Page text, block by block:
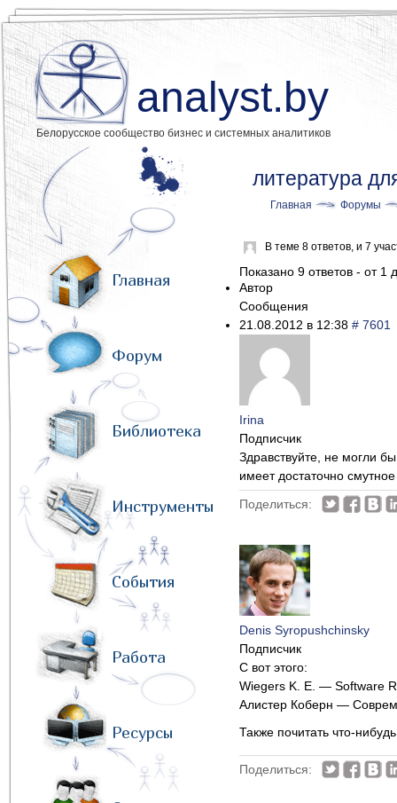
analyst.by
Белорусское сообщество бизнес и системных аналитиков
Главная
Форум
Библиотека
Инструменты
События
Работа
Ресурсы
литература
Главная Форумы
В теме 8 ответов, и 7
Показано 9 ответов - от 1
Автор
Сообщения
21.08.2012 в 12:38 # 7601
Irina
Подписчик
Здравствуйте, не могли
имеет достаточно
Поделиться:
Denis Syropushchinsky
Подписчик
С вот этого:
Wiegers K. E. — Software
Алистер Коберн —
Также почитать что-
Поделиться: